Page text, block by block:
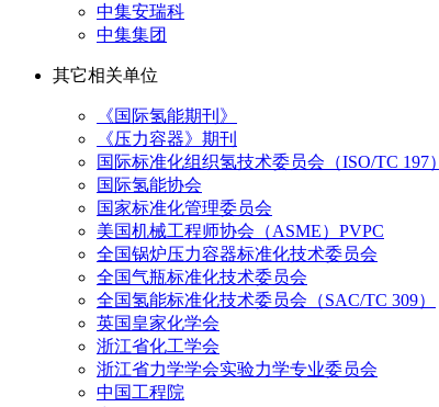
中集安瑞科
中集集团
其它相关单位
《国际氢能期刊》
《压力容器》期刊
国际标准化组织氢技术委员会（ISO/TC 197）
国际氢能协会
国家标准化管理委员会
美国机械工程师协会（ASME）PVPC
全国锅炉压力容器标准化技术委员会
全国气瓶标准化技术委员会
全国氢能标准化技术委员会（SAC/TC 309）
英国皇家化学会
浙江省化工学会
浙江省力学学会实验力学专业委员会
中国工程院